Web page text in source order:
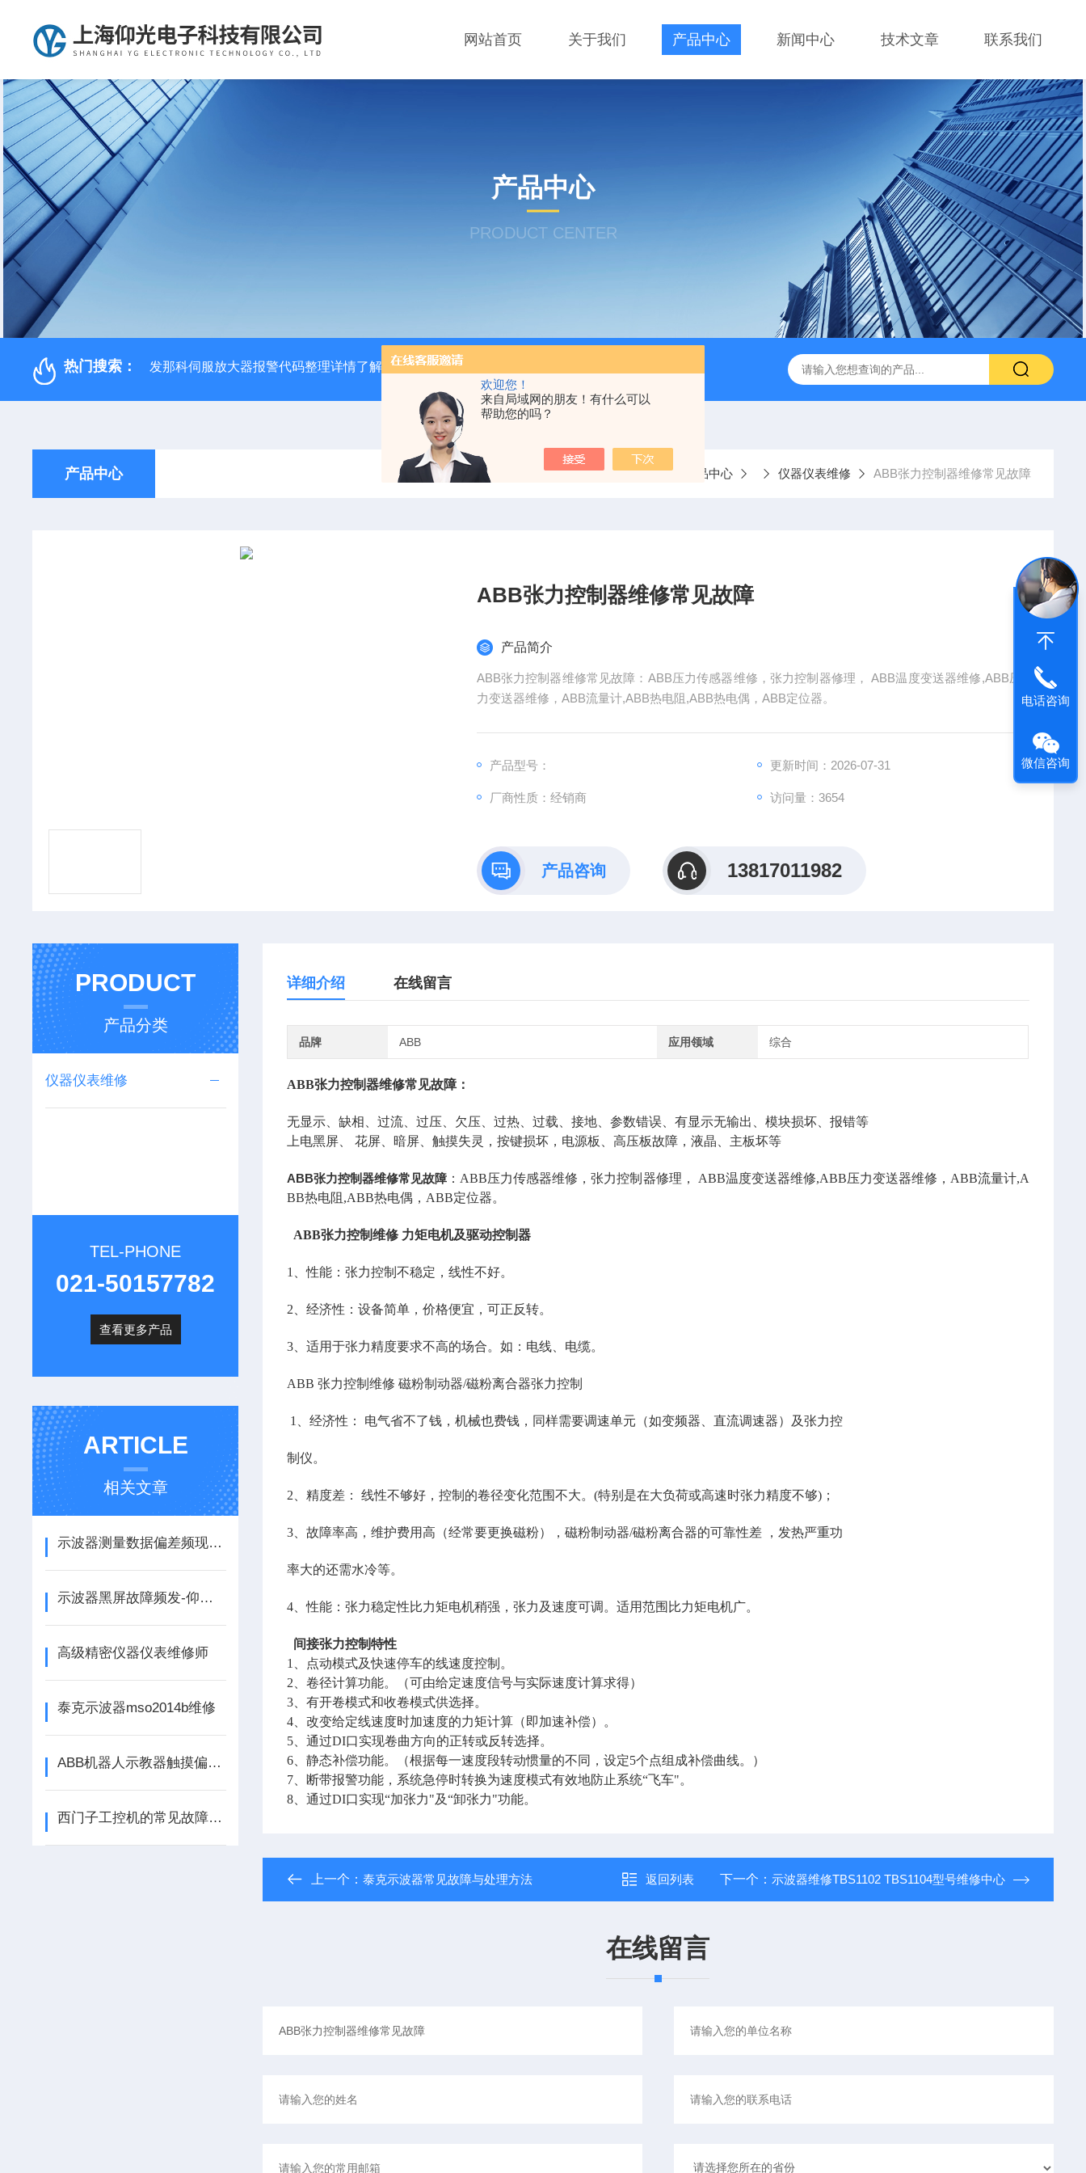
欢迎您！
来自局域网的朋友！有什么可以
帮助您的吗？
网站首页 关于我们 产品中心 新闻中心 技术文章 联系我们
产品中心
PRODUCT CENTER
热门搜索： 发那科伺服放大器报警代码整理详情了解 广州数控GSK980TD系统故障报警分析 全系列ABB变频器ACS88*代码F0010报警维修 FANUC数控系统常见故
产品中心 当前位置：首页 产品中心 仪器仪表维修 ABB张力控制器维修常见故障
ABB张力控制器维修常见故障
产品简介
ABB张力控制器维修常见故障：ABB压力传感器维修，张力控制器修理， ABB温度变送器维修,ABB压
力变送器维修，ABB流量计,ABB热电阻,ABB热电偶，ABB定位器。
产品型号： 更新时间：2026-07-31
厂商性质：经销商 访问量：3654
产品咨询 13817011982
PRODUCT
产品分类
仪器仪表维修
TEL-PHONE
021-50157782
查看更多产品
ARTICLE
相关文章
示波器测量数据偏差频现-专家支招破解参数异常困局
示波器黑屏故障频发-仰光工程师揭秘排查核心步骤
高级精密仪器仪表维修师
泰克示波器mso2014b维修
ABB机器人示教器触摸偏差维修案例
西门子工控机的常见故障维修排除方法
详细介绍 在线留言
品牌 ABB 应用领域 综合
ABB张力控制器维修常见故障 ：
无显示、缺相、过流、过压、欠压、过热、过载、接地、参数错误、有显示无输出、模块损坏、报错等
上电黑屏、 花屏、暗屏、触摸失灵，按键损坏，电源板、高压板故障，液晶、主板坏等
ABB张力控制器维修常见故障 ：ABB压力传感器维修，张力控制器修理， ABB温度变送器维修,ABB压力变送器维修，ABB流量计,A
BB热电阻,ABB热电偶，ABB定位器。
ABB张力控制维修 力矩电机及驱动控制器
1、性能：张力控制不稳定，线性不好。
2、经济性：设备简单，价格便宜，可正反转。
3、适用于张力精度要求不高的场合。如：电线、电缆。
ABB 张力控制维修 磁粉制动器/磁粉离合器张力控制
1、经济性： 电气省不了钱，机械也费钱，同样需要调速单元（如变频器、直流调速器）及张力控
制仪。
2、精度差： 线性不够好，控制的卷径变化范围不大。(特别是在大负荷或高速时张力精度不够)；
3、故障率高，维护费用高（经常要更换磁粉），磁粉制动器/磁粉离合器的可靠性差 ，发热严重功
率大的还需水冷等。
4、性能：张力稳定性比力矩电机稍强，张力及速度可调。适用范围比力矩电机广。
间接张力控制特性
1、点动模式及快速停车的线速度控制。
2、卷径计算功能。（可由给定速度信号与实际速度计算求得）
3、有开卷模式和收卷模式供选择。
4、改变给定线速度时加速度的力矩计算（即加速补偿）。
5、通过DI口实现卷曲方向的正转或反转选择。
6、静态补偿功能。（根据每一速度段转动惯量的不同，设定5个点组成补偿曲线。）
7、断带报警功能，系统急停时转换为速度模式有效地防止系统“飞车"。
8、通过DI口实现“加张力"及“卸张力"功能。
上一个：泰克示波器常见故障与处理方法 返回列表 下一个： 示波器维修TBS1102 TBS1104型号维修中心
在线留言
电话咨询
微信咨询